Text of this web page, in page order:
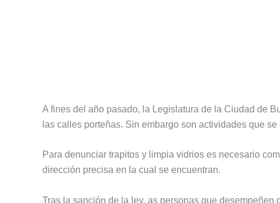
A fines del año pasado, la Legislatura de la Ciudad de
las calles porteñas. Sin embargo son actividades que
Para denunciar trapitos y limpia vidrios es necesario
dirección precisa en la cual se encuentran.
Tras la sanción de la ley, as personas que